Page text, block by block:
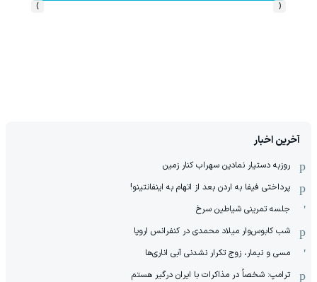
‹
›
آخرین اخبار
روزبه دستیار نمادین سهراب کنار زمین
پرداختی فیفا به اردن بعد از اتهام به اینفانتینو!
جلسه تمرینی شیاطین سرخ
شب کابوس‌وار میلاد محمدی در کنفرانس اروپا
مسی و نیمار، زوج تکرار نشدنی آبی اناری‌ها
ترامپ: شخصاً در مذاکرات با ایران درگیر هستم